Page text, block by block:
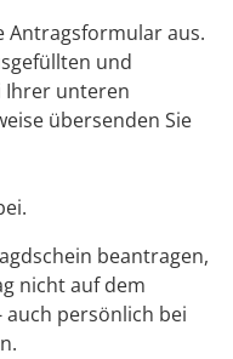
Antragsformular aus.
und
Ihrer unteren
übersenden Sie
beantragen,
nicht auf dem
persönlich bei